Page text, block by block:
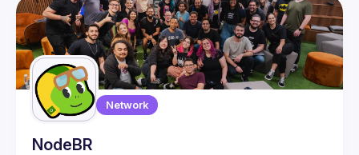
Events
Guilds
Network
NodeBR